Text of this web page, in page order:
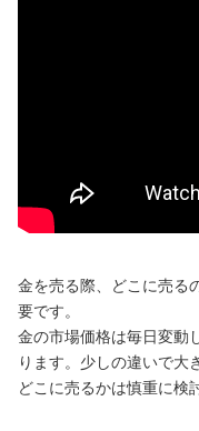
金を売る際、どこに売る
要です。
金の市場価格は毎日変動
ります。少しの違いで大
どこに売るかは慎重に検